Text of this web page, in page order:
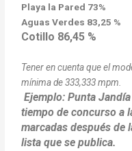
Playa la Pared 73%
Aguas Verdes 83,25 %
Cotillo 86,45 %
Tener en cuenta que el
mínima de 333,333 mpm.
Ejemplo: Punta
tiempo de concurso a
marcadas después de
lista que se publica.